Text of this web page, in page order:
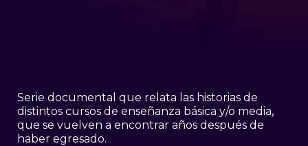
Serie documental que relata las historias de
distintos cursos de enseñanza básica y/o media,
que se vuelven a encontrar años después de
haber egresado.